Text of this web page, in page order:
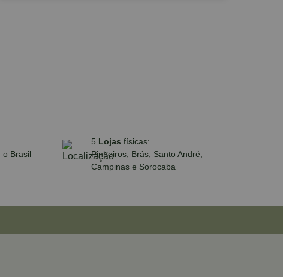
o Brasil
5 Lojas físicas:
Pinheiros, Brás, Santo André,
Campinas e Sorocaba